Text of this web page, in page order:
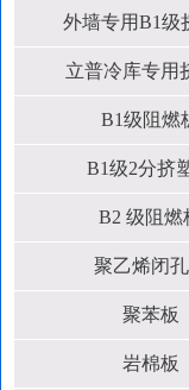
外墙专用B1级
立普冷库专用
B1级阻燃
B1级2分挤
B2 级阻燃
聚乙烯闭
聚苯板
岩棉板